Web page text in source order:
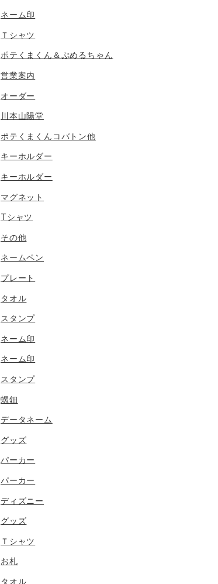
ネーム印
Ｔシャツ
ポテくまくん＆ぷめるちゃん
営業案内
オーダー
川本山陽堂
ポテくまくんコバトン他
キーホルダー
キーホルダー
マグネット
Tシャツ
その他
ネームペン
プレート
タオル
スタンプ
ネーム印
ネーム印
スタンプ
螺鈿
データネーム
グッズ
パーカー
パーカー
ディズニー
グッズ
Ｔシャツ
お札
タオル